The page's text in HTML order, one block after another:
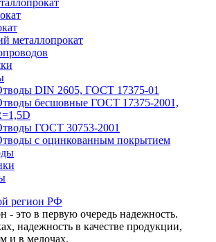
металлопрокат
DIN 2605, ГОСТ 17375-01
бесшовные ГОСТ 17375-2001,
ГОСТ 30753-2001
с оцинкованным покрытием
- это в первую очередь надежность.
надежность в качестве продукции,
и в мелочах.